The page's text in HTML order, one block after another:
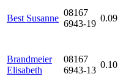
Best Susanne
08167
6943-19
0.09
Brandmeier
Elisabeth
08167
6943-13
0.10